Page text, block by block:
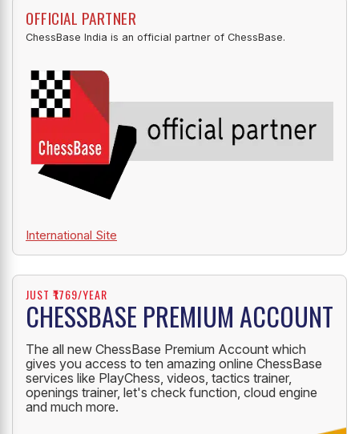
OFFICIAL PARTNER
ChessBase India is an official partner of ChessBase.
International Site
JUST ₹1769/YEAR
CHESSBASE PREMIUM ACCOUNT
The all new ChessBase Premium Account which
gives you access to ten amazing online ChessBase
services like PlayChess, videos, tactics trainer,
openings trainer, let's check function, cloud engine
and much more.